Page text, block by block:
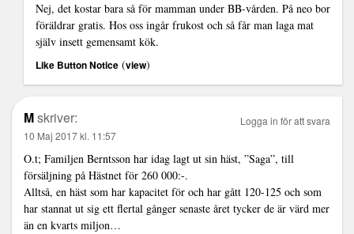
Nej, det kostar bara så för mamman under BB-vården. På neo bor
föräldrar gratis. Hos oss ingår frukost och så får man laga mat
själv insett gemensamt kök.
Like Button Notice (view)
Mskriver:
10 Maj 2017 kl. 11:57
O.t; Familjen Berntsson har idag lagt ut sin häst, ”Saga”, till
försäljning på Hästnet för 260 000:-.
Alltså, en häst som har kapacitet för och har gått 120-125 och som
har stannat ut sig ett flertal gånger senaste året tycker de är värd mer
än en kvarts miljon…
Logga in för att svara